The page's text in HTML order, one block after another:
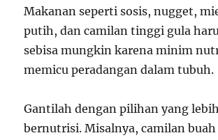
Makanan seperti sosis, nugget,
putih, dan camilan tinggi gula
sebisa mungkin karena minim
memicu peradangan dalam tubuh.
Gantilah dengan pilihan yang
bernutrisi. Misalnya, camilan buah